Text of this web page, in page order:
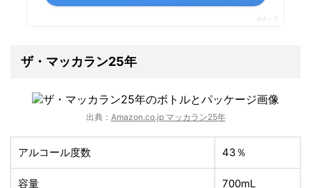
ポチップ
ザ・マッカラン25年
出典： Amazon.co.jp マッカラン25年
アルコール度数 43％
容量 700mL